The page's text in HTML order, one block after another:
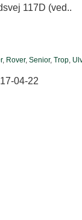
117D (ved..
, Rover, Senior, Trop,
04-22